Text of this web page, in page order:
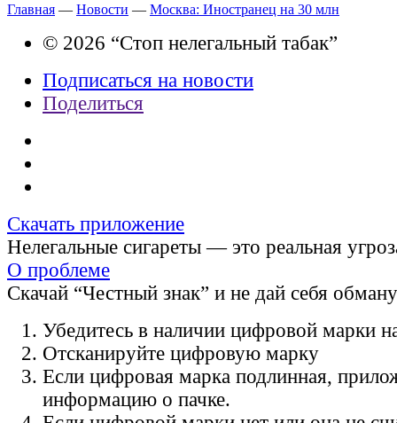
Главная — Новости — Москва: Иностранец на 30 млн
© 2026 “Стоп нелегальный табак”
Подписаться на новости
Поделиться
Скачать приложение
Нелегальные сигареты — это реальная
О проблеме
Скачай “Честный знак” и не дай себя
Убедитесь в наличии цифровой марки
Отсканируйте цифровую марку
Если цифровая марка подлинная,
информацию о пачке.